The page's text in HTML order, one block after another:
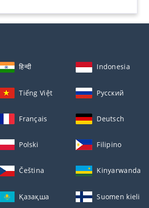
हिन्दी Indonesia
Tiếng Việt Русский
Français Deutsch
Polski Filipino
Čeština Kinyarwanda
Қазақша Suomen kieli